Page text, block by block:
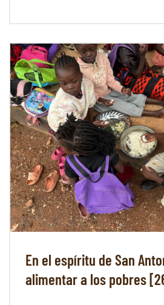
En el espíritu de San
alimentar a los pobres